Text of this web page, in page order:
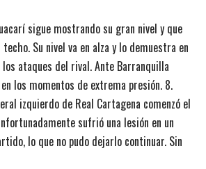
sigue mostrando su gran nivel y que
Su nivel va en alza y lo demuestra en
ataques del rival. Ante Barranquilla
los momentos de extrema presión. 8.
izquierdo de Real Cartagena comenzó el
sufrió una lesión en un
lo que no pudo dejarlo continuar. Sin